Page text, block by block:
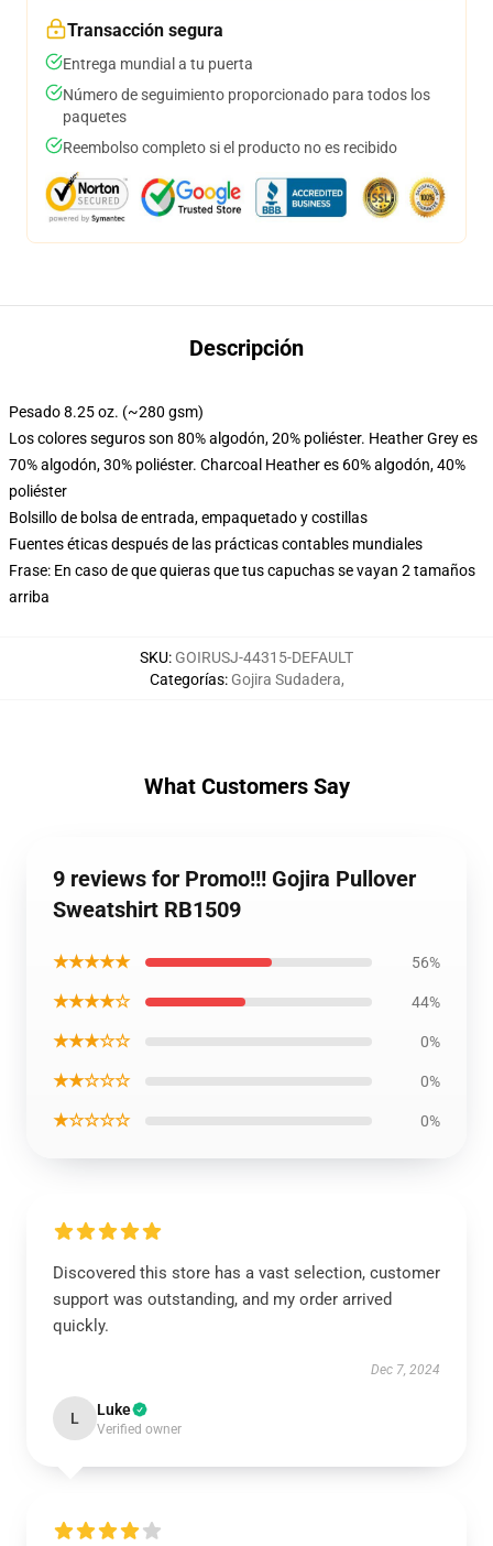
Transacción segura
Entrega mundial a tu puerta
Número de seguimiento proporcionado para todos los
paquetes
Reembolso completo si el producto no es recibido
Descripción
Pesado 8.25 oz. (~280 gsm)
Los colores seguros son 80% algodón, 20% poliéster. Heather Grey es
70% algodón, 30% poliéster. Charcoal Heather es 60% algodón, 40%
poliéster
Bolsillo de bolsa de entrada, empaquetado y costillas
Fuentes éticas después de las prácticas contables mundiales
Frase: En caso de que quieras que tus capuchas se vayan 2 tamaños
arriba
SKU: GOIRUSJ-44315-DEFAULT
Categorías: Gojira Sudadera,
What Customers Say
9 reviews for Promo!!! Gojira Pullover
Sweatshirt RB1509
★★★★★ 56%
★★★★☆ 44%
★★★☆☆ 0%
★★☆☆☆ 0%
★☆☆☆☆ 0%
Discovered this store has a vast selection, customer
support was outstanding, and my order arrived
quickly.
Dec 7, 2024
L Luke
Verified owner